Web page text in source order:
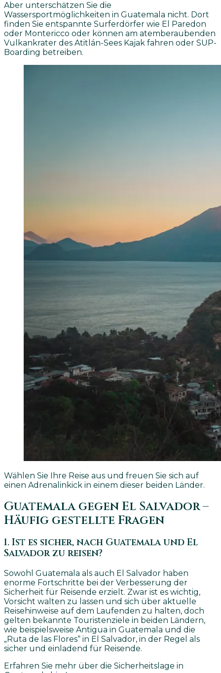
Aber unterschätzen Sie die
Wassersportmöglichkeiten in Guatemala nicht. Dort
finden Sie entspannte Surferdörfer wie El Paredon
oder Montericco oder können am atemberaubenden
Vulkankrater des Atitlán-Sees Kajak fahren oder SUP-
Boarding betreiben.
Wählen Sie Ihre Reise aus und freuen Sie sich auf
einen Adrenalinkick in einem dieser beiden Länder.
Guatemala gegen El Salvador –
Häufig gestellte Fragen
1. Ist es sicher, nach Guatemala und El
Salvador zu reisen?
Sowohl Guatemala als auch El Salvador haben
enorme Fortschritte bei der Verbesserung der
Sicherheit für Reisende erzielt. Zwar ist es wichtig,
Vorsicht walten zu lassen und sich über aktuelle
Reisehinweise auf dem Laufenden zu halten, doch
gelten bekannte Touristenziele in beiden Ländern,
wie beispielsweise Antigua in Guatemala und die
„Ruta de las Flores“ in El Salvador, in der Regel als
sicher und einladend für Reisende.
Erfahren Sie mehr über die Sicherheitslage in